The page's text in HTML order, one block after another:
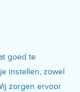
goed te
instellen, zowel
zorgen ervoor